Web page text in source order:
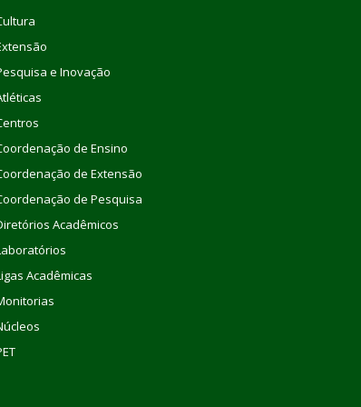
e Inovação
de Ensino
de Extensão
de Pesquisa
Acadêmicos
Acadêmicas